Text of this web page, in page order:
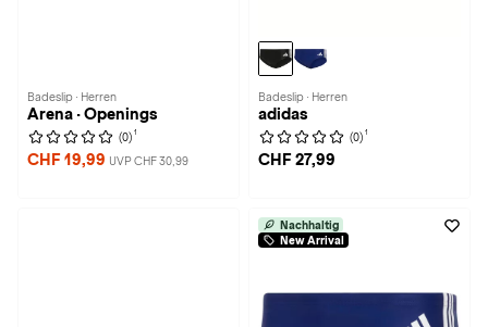
Badeslip · Herren
Arena · Openings
(0) 1
CHF 19,99 UVP CHF 30,99
Badeslip · Herren
adidas
(0) 1
CHF 27,99
Nachhaltig
New Arrival